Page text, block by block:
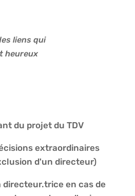
liens qui
heureux
du projet du TDV
extraordinaires
d'un directeur)
directeur.trice en cas de